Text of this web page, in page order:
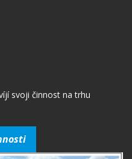
svoji činnost na trhu